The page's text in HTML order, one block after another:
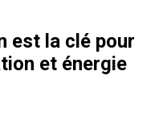
est la clé pour
et énergie